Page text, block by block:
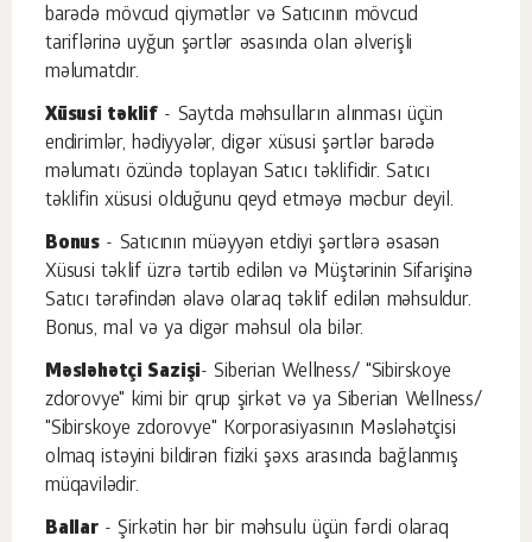
barədə mövcud qiymətlər və Satıcının mövcud
tariflərinə uyğun şərtlər əsasında olan əlverişli
məlumatdır.
Xüsusi təklif - Saytda məhsulların alınması üçün
endirimlər, hədiyyələr, digər xüsusi şərtlər barədə
məlumatı özündə toplayan Satıcı təklifidir. Satıcı
təklifin xüsusi olduğunu qeyd etməyə məcbur deyil.
Bonus - Satıcının müəyyən etdiyi şərtlərə əsasən
Xüsusi təklif üzrə tərtib edilən və Müştərinin Sifarişinə
Satıcı tərəfindən əlavə olaraq təklif edilən məhsuldur.
Bonus, mal və ya digər məhsul ola bilər.
Məsləhətçi Sazişi- Siberian Wellness/ "Sibirskoye
zdorovye" kimi bir qrup şirkət və ya Siberian Wellness/
"Sibirskoye zdorovye" Korporasiyasının Məsləhətçisi
olmaq istəyini bildirən fiziki şəxs arasında bağlanmış
müqavilədir.
Ballar- Şirkətin hər bir məhsulu üçün fərdi olaraq